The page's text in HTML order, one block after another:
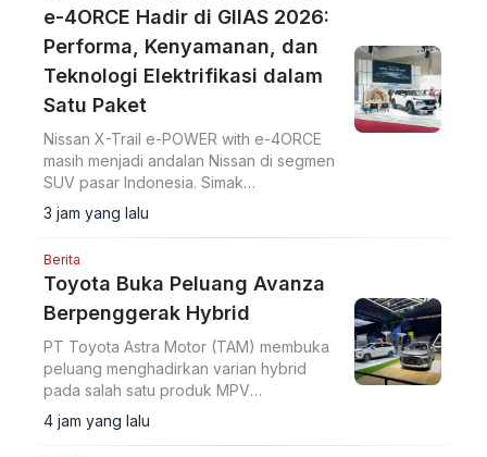
e-4ORCE Hadir di GIIAS 2026:
Performa, Kenyamanan, dan
Teknologi Elektrifikasi dalam
Satu Paket
Nissan X-Trail e-POWER with e-4ORCE
masih menjadi andalan Nissan di segmen
SUV pasar Indonesia. Simak
keunggulannya.
3 jam yang lalu
Berita
Toyota Buka Peluang Avanza
Berpenggerak Hybrid
PT Toyota Astra Motor (TAM) membuka
peluang menghadirkan varian hybrid
pada salah satu produk MPV
andalannya, Avanza.
4 jam yang lalu